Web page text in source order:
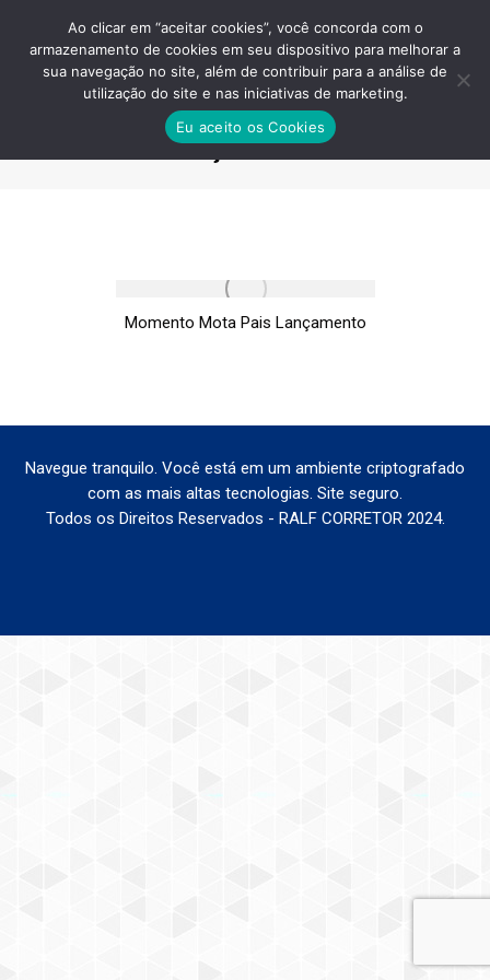
MOMENTO MOTA PAIS
LANÇAMENTO
Momento Mota Pais Lançamento
Navegue tranquilo. Você está em um ambiente criptografado
com as mais altas tecnologias. Site seguro.
Todos os Direitos Reservados - RALF CORRETOR 2024.
Ao clicar em “aceitar cookies”, você concorda com o
armazenamento de cookies em seu dispositivo para melhorar a
sua navegação no site, além de contribuir para a análise de
utilização do site e nas iniciativas de marketing.
Eu aceito os Cookies